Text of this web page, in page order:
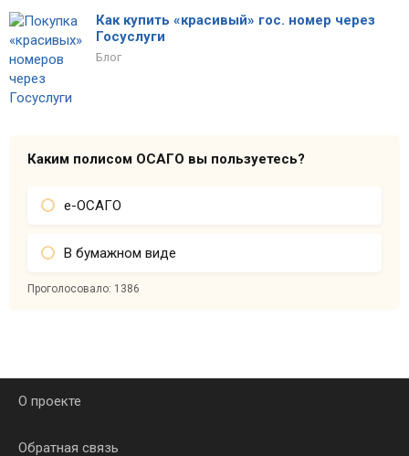
Как купить «красивый» гос. номер через
Госуслуги
Блог
Каким полисом ОСАГО вы пользуетесь?
е-ОСАГО
В бумажном виде
Проголосовало: 1386
О проекте
Обратная связь